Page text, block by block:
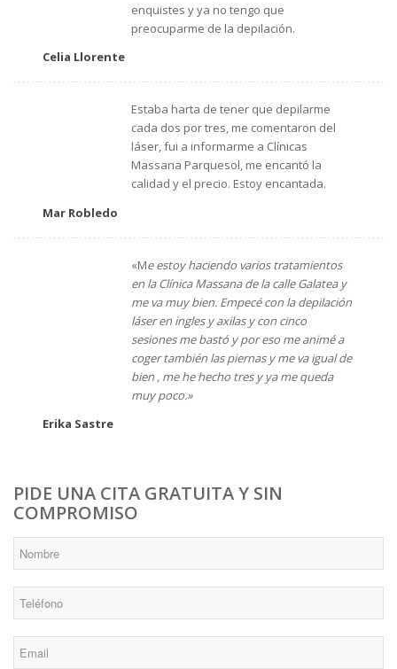
enquistes y ya no tengo que
preocuparme de la depilación.
Celia Llorente
Estaba harta de tener que depilarme
cada dos por tres, me comentaron del
láser, fui a informarme a Clínicas
Massana Parquesol, me encantó la
calidad y el precio. Estoy encantada.
Mar Robledo
«Me estoy haciendo varios tratamientos
en la Clínica Massana de la calle Galatea y
me va muy bien. Empecé con la depilación
láser en ingles y axilas y con cinco
sesiones me bastó y por eso me animé a
coger también las piernas y me va igual de
bien , me he hecho tres y ya me queda
muy poco.»
Erika Sastre
PIDE UNA CITA GRATUITA Y SIN
COMPROMISO